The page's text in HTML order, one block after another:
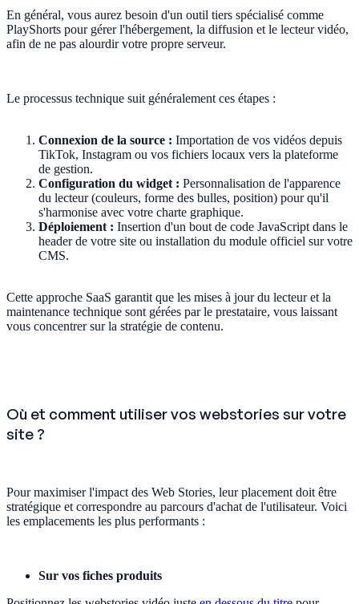
En général, vous aurez besoin d'un outil tiers spécialisé comme
PlayShorts pour gérer l'hébergement, la diffusion et le lecteur vidéo,
afin de ne pas alourdir votre propre serveur.
Le processus technique suit généralement ces étapes :
Connexion de la source : Importation de vos vidéos depuis
TikTok, Instagram ou vos fichiers locaux vers la plateforme
de gestion.
Configuration du widget : Personnalisation de l'apparence
du lecteur (couleurs, forme des bulles, position) pour qu'il
s'harmonise avec votre charte graphique.
Déploiement : Insertion d'un bout de code JavaScript dans le
header de votre site ou installation du module officiel sur votre
CMS.
Cette approche SaaS garantit que les mises à jour du lecteur et la
maintenance technique sont gérées par le prestataire, vous laissant
vous concentrer sur la stratégie de contenu.
Où et comment utiliser vos webstories sur votre
site ?
Pour maximiser l'impact des Web Stories, leur placement doit être
stratégique et correspondre au parcours d'achat de l'utilisateur. Voici
les emplacements les plus performants :
Sur vos fiches produits